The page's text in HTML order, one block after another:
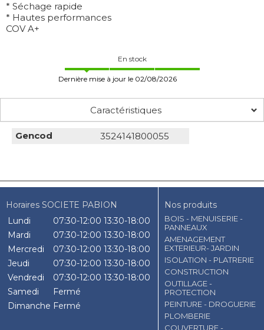
* Séchage rapide
* Hautes performances
COV A+
En stock
Dernière mise à jour le 02/08/2026
Caractéristiques
Gencod 3524141800055
Horaires SOCIETE PABION
Lundi
07:30-12:00 13:30-18:00
Mardi
07:30-12:00 13:30-18:00
Mercredi
07:30-12:00 13:30-18:00
Jeudi
07:30-12:00 13:30-18:00
Vendredi
07:30-12:00 13:30-18:00
Samedi
Fermé
Dimanche Fermé
Nos produits
BOIS - MENUISERIE -
PANNEAUX
AMENAGEMENT
EXTERIEUR- JARDIN
ISOLATION - PLATRERIE
CONSTRUCTION
OUTILLAGE -
PROTECTION
PEINTURE - DROGUERIE
PLOMBERIE
COUVERTURE -